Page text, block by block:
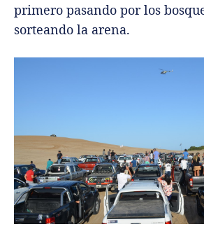
primero pasando por los
sorteando la arena.